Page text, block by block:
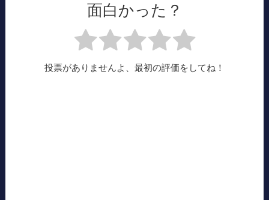
面白かった？
投票がありませんよ、最初の評価をしてね！